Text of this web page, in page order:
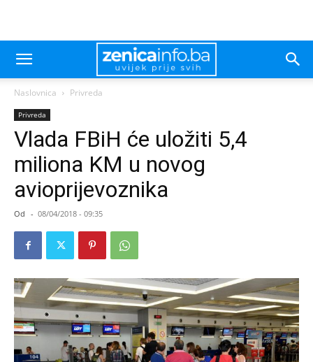
Naslovnica Privreda
Privreda
Vlada FBiH će uložiti 5,4
miliona KM u novog
avioprijevoznika
Od - 08/04/2018 - 09:35